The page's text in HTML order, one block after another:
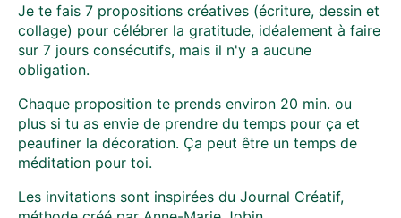
Je te fais 7 propositions créatives (écriture, dessin et
collage) pour célébrer la gratitude, idéalement à faire
sur 7 jours consécutifs, mais il n'y a aucune
obligation.
Chaque proposition te prends environ 20 min. ou
plus si tu as envie de prendre du temps pour ça et
peaufiner la décoration. Ça peut être un temps de
méditation pour toi.
Les invitations sont inspirées du Journal Créatif,